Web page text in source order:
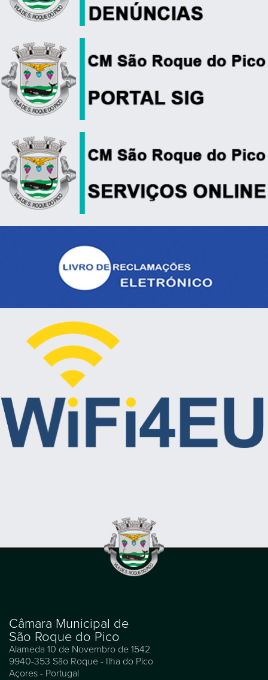
Câmara Municipal de
São Roque do Pico
Alameda 10 de Novembro de 1542
9940-353 São Roque - Ilha do Pico
Açores - Portugal